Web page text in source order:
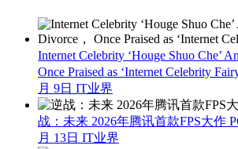
Internet Celebrity ‘Houge Shuo Che’
Once Praised as ‘Internet Celebrity
月 9日 IT业界
战：未来 2026年腾讯首款FPS大作
月 13日 IT业界